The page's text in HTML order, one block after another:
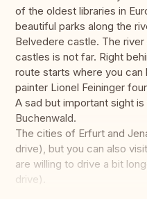
of the oldest libraries in
beautiful parks along the
Belvedere castle. The
castles is not far. Right
route starts where you
painter Lionel Feininger
A sad but important sight
Buchenwald.
The cities of Erfurt and
drive), but you can also
are willing to drive a bit
drive).